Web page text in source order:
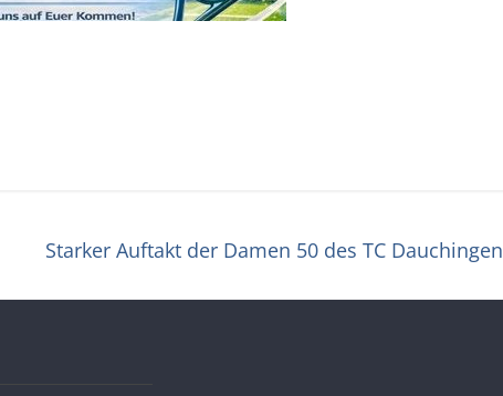
Starker Auftakt der Damen 50 des TC Dauchingen